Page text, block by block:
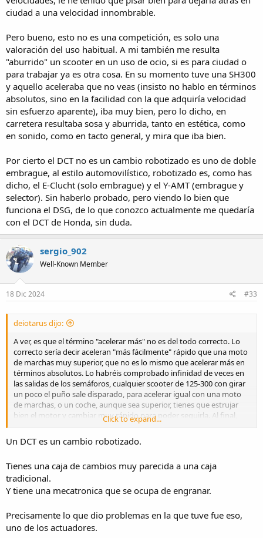
ciudad a una velocidad innombrable.
Pero bueno, esto no es una competición, es solo una
valoración del uso habitual. A mi también me resulta
"aburrido" un scooter en un uso de ocio, si es para ciudad o
para trabajar ya es otra cosa. En su momento tuve una SH300
y aquello aceleraba que no veas (insisto no hablo en términos
absolutos, sino en la facilidad con la que adquiría velocidad
sin esfuerzo aparente), iba muy bien, pero lo dicho, en
carretera resultaba sosa y aburrida, tanto en estética, como
en sonido, como en tacto general, y mira que iba bien.
Por cierto el DCT no es un cambio robotizado es uno de doble
embrague, al estilo automovilístico, robotizado es, como has
dicho, el E-Clucht (solo embrague) y el Y-AMT (embrague y
selector). Sin haberlo probado, pero viendo lo bien que
funciona el DSG, de lo que conozco actualmente me quedaría
con el DCT de Honda, sin duda.
sergio_902
Well-Known Member
18 Dic 2024 #33
deiotarus dijo:
A ver, es que el término "acelerar más" no es del todo correcto. Lo
correcto sería decir aceleran "más fácilmente" rápido que una moto
de marchas muy superior, que no es lo mismo que acelerar más en
términos absolutos. Lo habréis comprobado infinidad de veces en
las salidas de los semáforos, cualquier scooter de 125-300 con girar
un poco el puño sale disparado, para acelerar igual con una moto
de marchas, o un coche, aunque sea superior, tienes que estrujar
bien el motor y cambiar muy rápido para poder seguirla. Al final,
obviamente, al cabo de unos cientos de metros lo terminas
alcanzando, pero a base de estirar las marchas, mientras que el
scooter ni se ha despeinado saliendo como un demonio. Esta
bien, una Burgman 200 de 18 CV, pues llevando el Octavia RS de 245
CV con el DSG de 7 velocidades, le he tenido que pisar bien para
dejarla atrás en ciudad a una velocidad innombrable.
Pero bueno, esto no es una competición, es solo una valoración del
uso habitual. A mi también me resulta "aburrido" un scooter en un
uso de ocio, si es para ciudad o para trabajar ya es otra cosa. En su
Click to expand...
Un DCT es un cambio robotizado.
Tienes una caja de cambios muy parecida a una caja
tradicional.
Y tiene una mecatronica que se ocupa de engranar.
Precisamente lo que dio problemas en la que tuve fue eso,
uno de los actuadores.